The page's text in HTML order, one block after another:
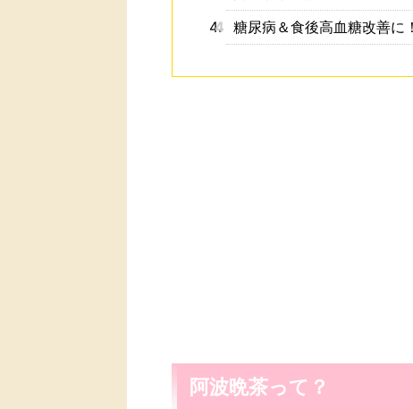
4 糖尿病＆食後高血糖改善に
阿波晩茶って？